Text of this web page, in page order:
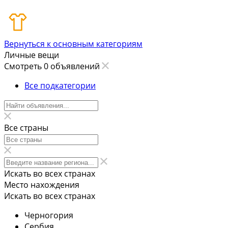
Вернуться к основным категориям
Личные вещи
Смотреть 0 объявлений
Все подкатегории
Все страны
Искать во всех странах
Место нахождения
Искать во всех странах
Черногория